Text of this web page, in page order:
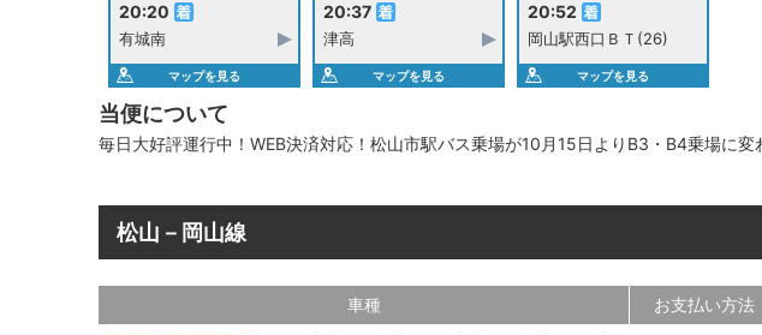
20:20
有城南
マップを見る
20:37
津高
マップを見る
20:52
岡山駅西口ＢＴ(26)
マップを見る
当便について
毎日大好評運行中！WEB決済対応！松山市駅バス乗場が10月15日よりB3・B4乗場に変
松山－岡山線
車種 お支払い方法